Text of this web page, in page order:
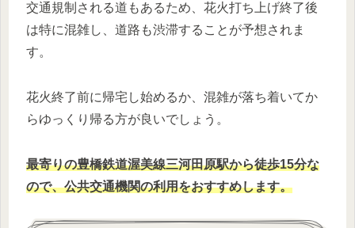
交通規制される道もあるため、花火打ち上げ終了後
は特に混雑し、道路も渋滞することが予想されま
す。
花火終了前に帰宅し始めるか、混雑が落ち着いてか
らゆっくり帰る方が良いでしょう。
最寄りの豊橋鉄道渥美線三河田原駅から徒歩15分な
ので、公共交通機関の利用をおすすめします。